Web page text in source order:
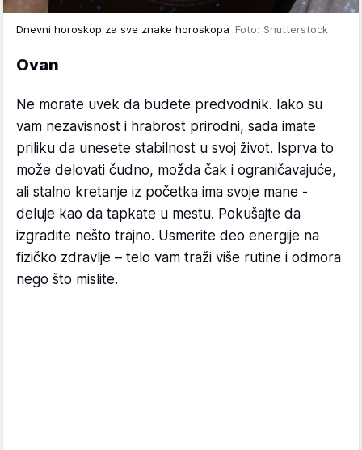
Dnevni horoskop za sve znake horoskopa Foto: Shutterstock
Ovan
Ne morate uvek da budete predvodnik. Iako su
vam nezavisnost i hrabrost prirodni, sada imate
priliku da unesete stabilnost u svoj život. Isprva to
može delovati čudno, možda čak i ograničavajuće,
ali stalno kretanje iz početka ima svoje mane -
deluje kao da tapkate u mestu. Pokušajte da
izgradite nešto trajno. Usmerite deo energije na
fizičko zdravlje – telo vam traži više rutine i odmora
nego što mislite.